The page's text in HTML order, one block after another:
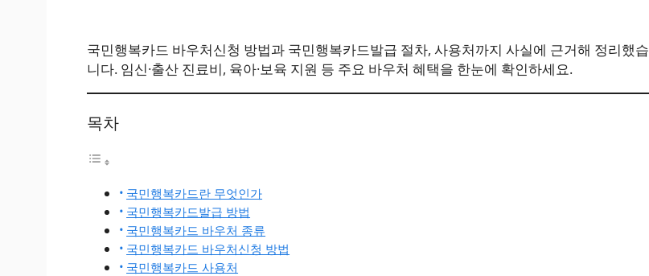
국민행복카드 바우처신청 방법과 국민행복카드발급 절차, 사용처까지 사실에 근거해 정리했습
니다. 임신·출산 진료비, 육아·보육 지원 등 주요 바우처 혜택을 한눈에 확인하세요.
목차
국민행복카드란 무엇인가
국민행복카드발급 방법
국민행복카드 바우처 종류
국민행복카드 바우처신청 방법
국민행복카드 사용처